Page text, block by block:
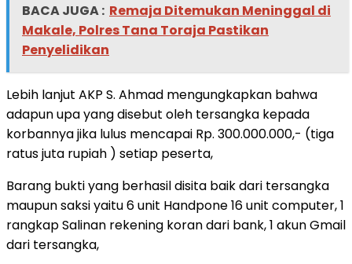
BACA JUGA : Remaja Ditemukan Meninggal di
Makale, Polres Tana Toraja Pastikan
Penyelidikan
Lebih lanjut AKP S. Ahmad mengungkapkan bahwa
adapun upa yang disebut oleh tersangka kepada
korbannya jika lulus mencapai Rp. 300.000.000,- (tiga
ratus juta rupiah ) setiap peserta,
Barang bukti yang berhasil disita baik dari tersangka
maupun saksi yaitu 6 unit Handpone 16 unit computer, 1
rangkap Salinan rekening koran dari bank, 1 akun Gmail
dari tersangka,